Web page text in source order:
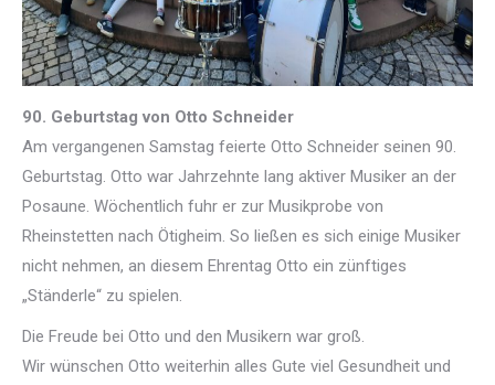
90. Geburtstag von Otto Schneider
Am vergangenen Samstag feierte Otto Schneider seinen 90.
Geburtstag. Otto war Jahrzehnte lang aktiver Musiker an der
Posaune. Wöchentlich fuhr er zur Musikprobe von
Rheinstetten nach Ötigheim. So ließen es sich einige Musiker
nicht nehmen, an diesem Ehrentag Otto ein zünftiges
„Ständerle“ zu spielen.
Die Freude bei Otto und den Musikern war groß.
Wir wünschen Otto weiterhin alles Gute viel Gesundheit und